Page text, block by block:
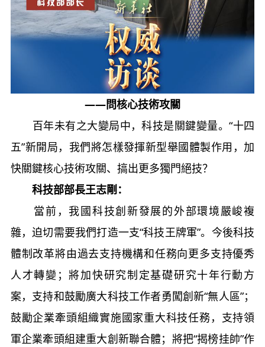
——問核心技術攻關
百年未有之大變局中，科技是關鍵變量。“十四
五”新開局，我們將怎樣發揮新型舉國體製作用，加
快關鍵核心技術攻關、搞出更多獨門絕技？
科技部部長王志剛：
當前，我國科技創新發展的外部環境嚴峻複
雜，迫切需要我們打造一支“科技王牌軍”。今後科技
體制改革將由過去支持機構和任務向更多支持優秀
人才轉變；將加快研究制定基礎研究十年行動方
案，支持和鼓勵廣大科技工作者勇闖創新“無人區”；
鼓勵企業牽頭組織實施國家重大科技任務，支持領
軍企業牽頭組建重大創新聯合體；將把“揭榜挂帥”作